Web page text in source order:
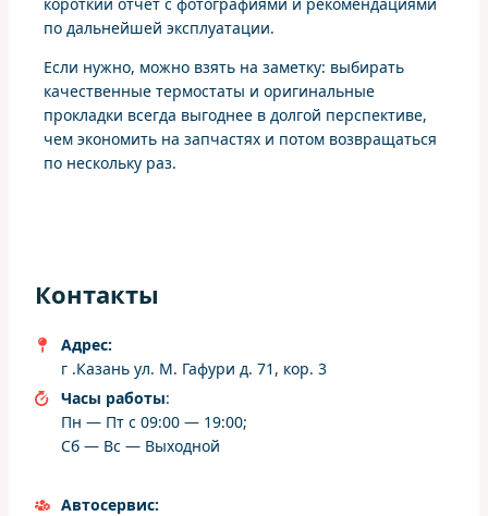
короткий отчёт с фотографиями и рекомендациями
по дальнейшей эксплуатации.
Если нужно, можно взять на заметку: выбирать
качественные термостаты и оригинальные
прокладки всегда выгоднее в долгой перспективе,
чем экономить на запчастях и потом возвращаться
по нескольку раз.
Контакты
Адрес:
г .Казань ул. М. Гафури д. 71, кор. 3
Часы работы:
Пн — Пт с 09:00 — 19:00;
Сб — Вс — Выходной
Автосервис: